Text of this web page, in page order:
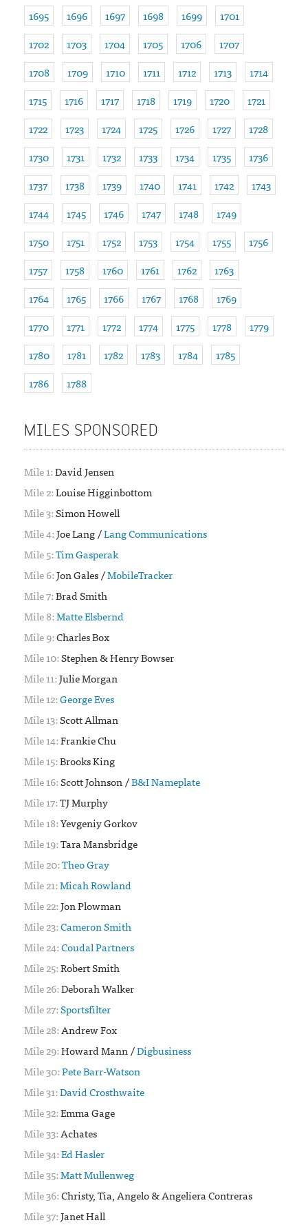
1695 1696 1697 1698 1699
1701
1702
1703 1704 1705 1706
1707
1708
1709 1710 1711 1712 1713
1714
1715
1716 1717 1718 1719 1720
1721
1722
1723 1724 1725 1726 1727
1728
1730
1731 1732 1733 1734 1735
1736
1737
1738 1739 1740 1741 1742
1743
1744
1745 1746 1747 1748
1749
1750
1751 1752 1753 1754 1755
1756
1757
1758 1760 1761 1762
1763
1764
1765 1766 1767 1768
1769
1770
1771 1772 1774 1775 1778
1779
1780
1781 1782 1783 1784
1785
1786
1788
MILES SPONSORED
1:David Jensen
2:Louise Higginbottom
3:Simon Howell
4:Joe Lang /Lang Communications
5:Tim Gasperak
6:Jon Gales /MobileTracker
7:Brad Smith
8:Matte Elsbernd
9:Charles Box
10:Stephen & Henry Bowser
11:Julie Morgan
12:George Eves
13:Scott Allman
14:Frankie Chu
15:Brooks King
16:Scott Johnson /B&I Nameplate
17:TJ Murphy
18:Yevgeniy Gorkov
19:Tara Mansbridge
20:Theo Gray
21:Micah Rowland
22:Jon Plowman
23:Cameron Smith
24:Coudal Partners
25:Robert Smith
26:Deborah Walker
27:Sportsfilter
28:Andrew Fox
29:Howard Mann /Digbusiness
30:Pete Barr-Watson
31:David Crosthwaite
32:Emma Gage
33:Achates
34:Ed Hasler
35:Matt Mullenweg
36:Christy, Tia, Angelo & Angeliera Contreras
37:Janet Hall